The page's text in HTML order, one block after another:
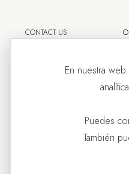
CONTACT US
En nuestra
Puedes
También